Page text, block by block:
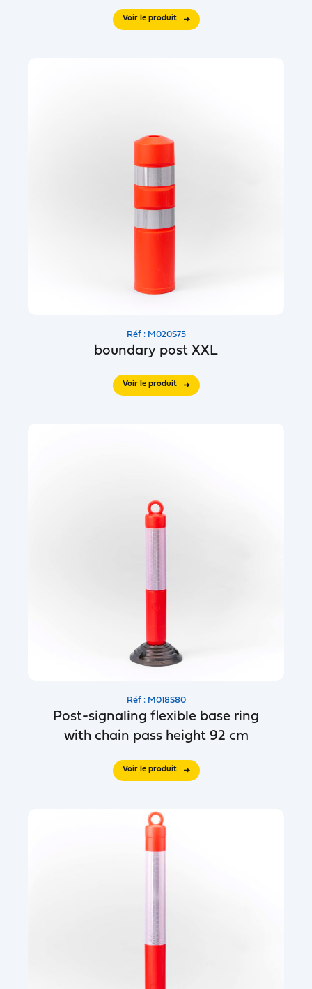
Voir le produit
Réf : M020S75
boundary post XXL
Voir le produit
Réf : M018S80
Post-signaling flexible base ring
with chain pass height 92 cm
Voir le produit